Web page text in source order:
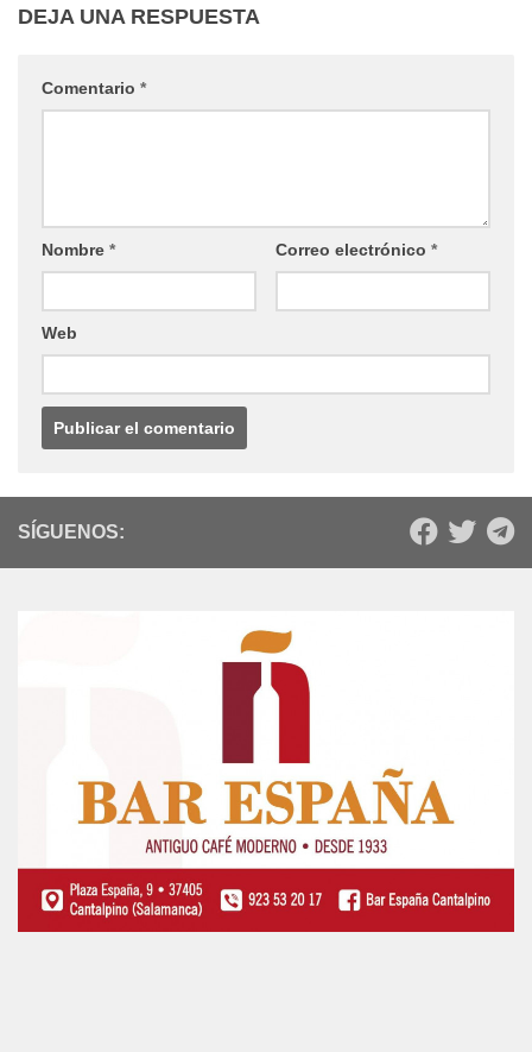
DEJA UNA RESPUESTA
Comentario *
Nombre * Correo electrónico *
Web
SÍGUENOS: